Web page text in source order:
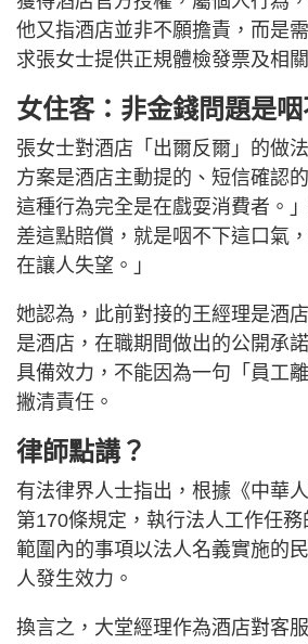
他又指酒店並非不願擔責，而是
求張女士提供正規體檢發票及相
女住客：非金錢問題是
張女士對酒店「出爾反爾」的做
方案是酒店主動提的、短信確認
這種行為完全是在戲耍消費者。
差這點賠償，就是咽不下這口氣
在讓人失望。」
她認為，此前對接的王經理是酒
是酒店，在職期間做出的公開承
具備效力，不能因為一句「員工
撇清責任。
律師點講？
有法律界人士指出，根據《中華
第170條規定，執行法人工作任
範圍內的事項以法人名義實施的
人發生效力。
換言之，大堂經理作為酒店對客